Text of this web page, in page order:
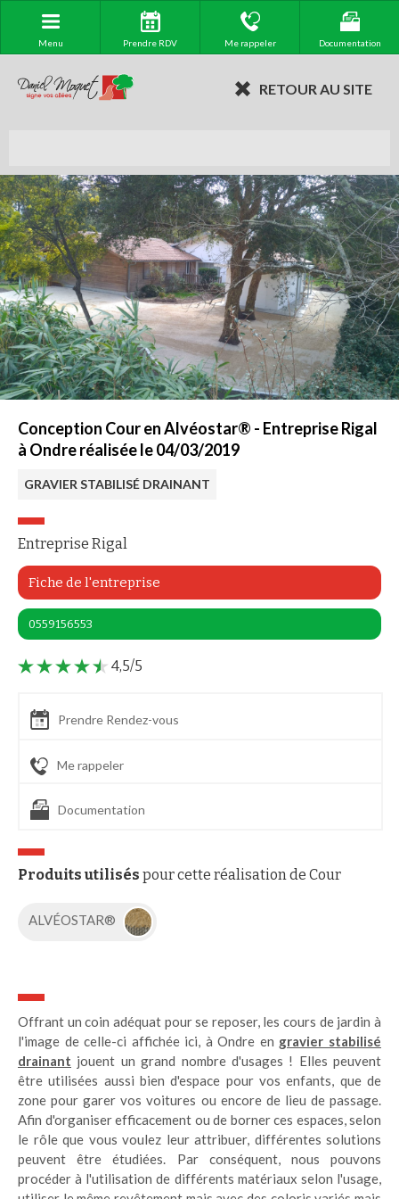
Menu Prendre RDV Me rappeler Documentation
RETOUR AU SITE
Conception Cour en Alvéostar® - Entreprise Rigal
à Ondre réalisée le 04/03/2019
GRAVIER STABILISÉ DRAINANT
Entreprise Rigal
Fiche de l'entreprise
0559156553
4,5/5
Prendre Rendez-vous
Me rappeler
Documentation
Produits utilisés pour cette réalisation de Cour
ALVÉOSTAR®
Offrant un coin adéquat pour se reposer, les cours de jardin à
l'image de celle-ci affichée ici, à Ondre en gravier stabilisé
drainant jouent un grand nombre d'usages ! Elles peuvent
être utilisées aussi bien d'espace pour vos enfants, que de
zone pour garer vos voitures ou encore de lieu de passage.
Afin d'organiser efficacement ou de borner ces espaces, selon
le rôle que vous voulez leur attribuer, différentes solutions
peuvent être étudiées. Par conséquent, nous pouvons
procéder à l'utilisation de différents matériaux selon l'usage,